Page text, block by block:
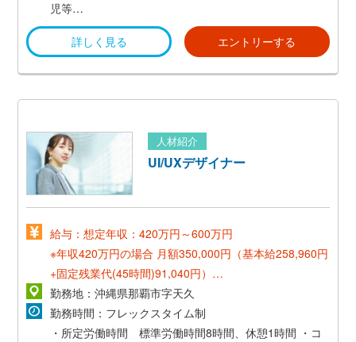
児等
・有給休暇（3か月経過時に15日付与）
詳しく見る
エントリーする
人材紹介
UI/UXデザイナー
給与：想定年収：420万円～600万円
※年収420万円の場合 月額350,000円（基本給258,960円
+固定残業代(45時間)91,040円）
ご希望と経験等を考慮し、当社規定により決定いたしま
す。
勤務地：沖縄県那覇市字天久
勤務時間：フレックスタイム制
・所定労働時間 標準労働時間8時間、休憩1時間 ・コ